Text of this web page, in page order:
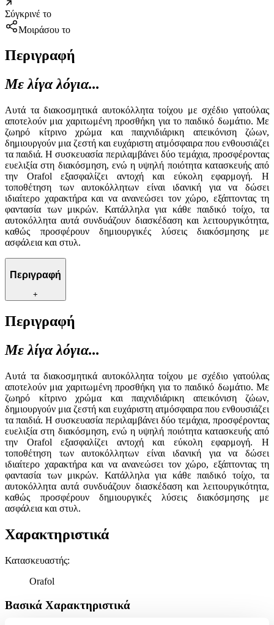
Σύγκρινέ το
Μοιράσου το
Περιγραφή
Με λίγα λόγια...
Αυτά τα διακοσμητικά αυτοκόλλητα τοίχου με σχέδιο γατούλας
αποτελούν μια χαριτωμένη προσθήκη για το παιδικό δωμάτιο. Με
ζωηρό κίτρινο χρώμα και παιχνιδιάρικη απεικόνιση ζώων,
δημιουργούν μια ζεστή και ευχάριστη ατμόσφαιρα που ενθουσιάζει
τα παιδιά. Η συσκευασία περιλαμβάνει δύο τεμάχια, προσφέροντας
ευελιξία στη διακόσμηση, ενώ η υψηλή ποιότητα κατασκευής από
την Orafol εξασφαλίζει αντοχή και εύκολη εφαρμογή. Η
τοποθέτηση των αυτοκόλλητων είναι ιδανική για να δώσει
ιδιαίτερο χαρακτήρα και να ανανεώσει τον χώρο, εξάπτοντας τη
φαντασία των μικρών. Κατάλληλα για κάθε παιδικό τοίχο, τα
αυτοκόλλητα αυτά συνδυάζουν διασκέδαση και λειτουργικότητα,
καθώς προσφέρουν δημιουργικές λύσεις διακόσμησης με
ασφάλεια και στυλ.
Περιγραφή
+
Περιγραφή
Με λίγα λόγια...
Αυτά τα διακοσμητικά αυτοκόλλητα τοίχου με σχέδιο γατούλας
αποτελούν μια χαριτωμένη προσθήκη για το παιδικό δωμάτιο. Με
ζωηρό κίτρινο χρώμα και παιχνιδιάρικη απεικόνιση ζώων,
δημιουργούν μια ζεστή και ευχάριστη ατμόσφαιρα που ενθουσιάζει
τα παιδιά. Η συσκευασία περιλαμβάνει δύο τεμάχια, προσφέροντας
ευελιξία στη διακόσμηση, ενώ η υψηλή ποιότητα κατασκευής από
την Orafol εξασφαλίζει αντοχή και εύκολη εφαρμογή. Η
τοποθέτηση των αυτοκόλλητων είναι ιδανική για να δώσει
ιδιαίτερο χαρακτήρα και να ανανεώσει τον χώρο, εξάπτοντας τη
φαντασία των μικρών. Κατάλληλα για κάθε παιδικό τοίχο, τα
αυτοκόλλητα αυτά συνδυάζουν διασκέδαση και λειτουργικότητα,
καθώς προσφέρουν δημιουργικές λύσεις διακόσμησης με
ασφάλεια και στυλ.
Χαρακτηριστικά
Κατασκευαστής:
Orafol
Βασικά Χαρακτηριστικά